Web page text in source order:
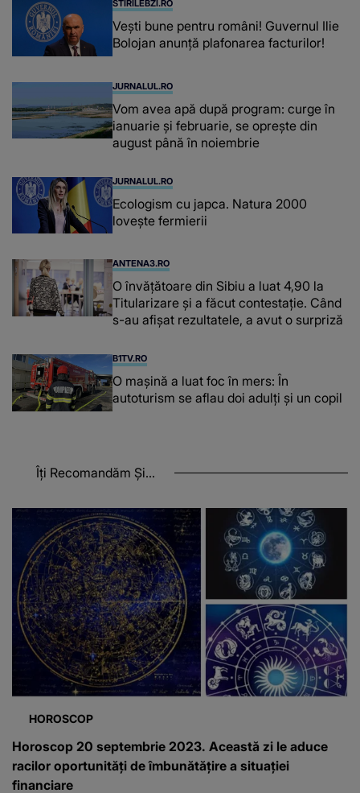
STIRILEBZI.RO
Vești bune pentru români! Guvernul Ilie
Bolojan anunță plafonarea facturilor!
JURNALUL.RO
Vom avea apă după program: curge în
ianuarie și februarie, se oprește din
august până în noiembrie
JURNALUL.RO
Ecologism cu japca. Natura 2000
lovește fermierii
ANTENA3.RO
O învățătoare din Sibiu a luat 4,90 la
Titularizare și a făcut contestație. Când
s-au afișat rezultatele, a avut o surpriză
B1TV.RO
O maşină a luat foc în mers: În
autoturism se aflau doi adulți și un copil
Îți Recomandăm Și...
HOROSCOP
Horoscop 20 septembrie 2023. Această zi le aduce
racilor oportunități de îmbunătățire a situației
financiare